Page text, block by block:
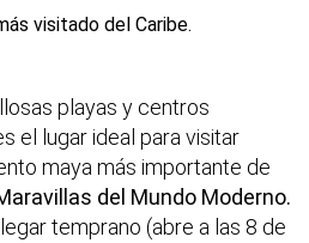
visitado del Caribe.
playas y centros
el lugar ideal para visitar
maya más importante de
del Mundo Moderno.
temprano (abre a las 8 de